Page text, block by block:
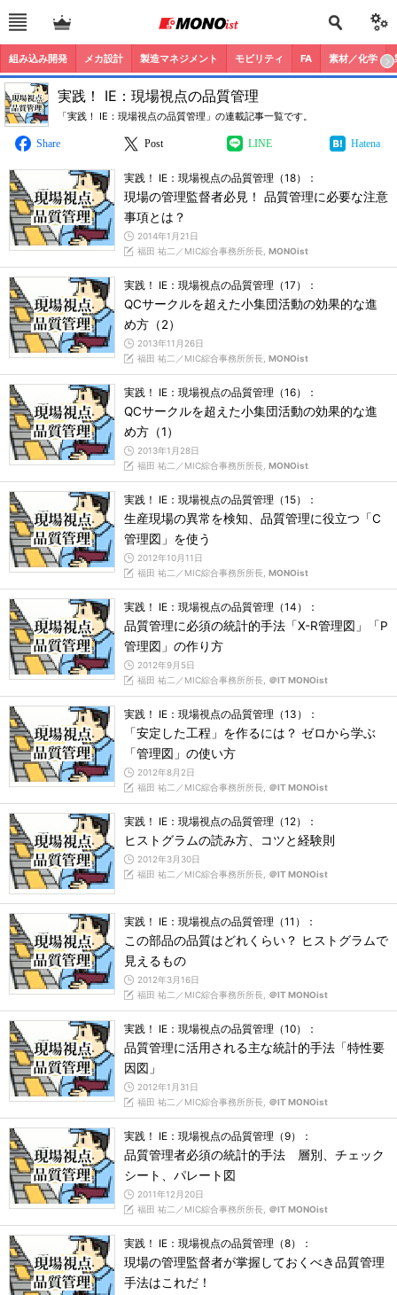
組み込み開発 メカ設計 製造マネジメント モビリティ FA 素材／化学
実践！ IE：現場視点の品質管理
「実践！ IE：現場視点の品質管理」の連載記事一覧です。
Share Post LINE Hatena
実践！ IE：現場視点の品質管理（18）：
現場の管理監督者必見！ 品質管理に必要な注意
事項とは？
2014年1月21日
福田 祐二／MIC綜合事務所所長, MONOist
実践！ IE：現場視点の品質管理（17）：
QCサークルを超えた小集団活動の効果的な進
め方（2）
2013年11月26日
福田 祐二／MIC綜合事務所所長, MONOist
実践！ IE：現場視点の品質管理（16）：
QCサークルを超えた小集団活動の効果的な進
め方（1）
2013年1月28日
福田 祐二／MIC綜合事務所所長, MONOist
実践！ IE：現場視点の品質管理（15）：
生産現場の異常を検知、品質管理に役立つ「C
管理図」を使う
2012年10月11日
福田 祐二／MIC綜合事務所所長, MONOist
実践！ IE：現場視点の品質管理（14）：
品質管理に必須の統計的手法「X-R管理図」「P
管理図」の作り方
2012年9月5日
福田 祐二／MIC綜合事務所所長, ＠IT MONOist
実践！ IE：現場視点の品質管理（13）：
「安定した工程」を作るには？ ゼロから学ぶ
「管理図」の使い方
2012年8月2日
福田 祐二／MIC綜合事務所所長, ＠IT MONOist
実践！ IE：現場視点の品質管理（12）：
ヒストグラムの読み方、コツと経験則
2012年3月30日
福田 祐二／MIC綜合事務所所長, ＠IT MONOist
実践！ IE：現場視点の品質管理（11）：
この部品の品質はどれくらい？ ヒストグラムで
見えるもの
2012年3月16日
福田 祐二／MIC綜合事務所所長, ＠IT MONOist
実践！ IE：現場視点の品質管理（10）：
品質管理に活用される主な統計的手法「特性要
因図」
2012年1月31日
福田 祐二／MIC綜合事務所所長, ＠IT MONOist
実践！ IE：現場視点の品質管理（9）：
品質管理者必須の統計的手法 層別、チェック
シート、パレート図
2011年12月20日
福田 祐二／MIC綜合事務所所長, ＠IT MONOist
実践！ IE：現場視点の品質管理（8）：
現場の管理監督者が掌握しておくべき品質管理
手法はこれだ！